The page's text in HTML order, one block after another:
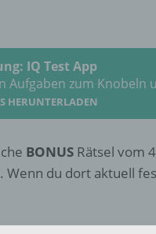
IQ Test App
Aufgaben zum Knobeln
HERUNTERLADEN
BONUS Rätsel vom
Wenn du dort aktuell